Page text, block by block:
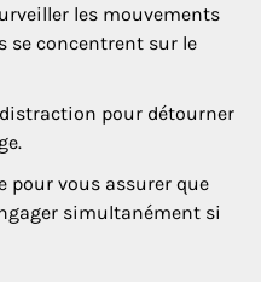
les mouvements
se concentrent sur le
pour détourner
pour vous assurer que
simultanément si